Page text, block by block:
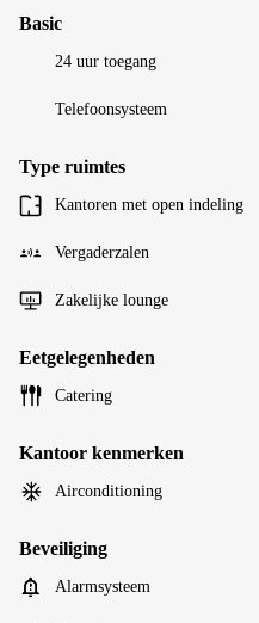
Basic
24 uur toegang
Telefoonsysteem
Type ruimtes
Kantoren met open indeling
Vergaderzalen
Zakelijke lounge
Eetgelegenheden
Catering
Kantoor kenmerken
Airconditioning
Beveiliging
Alarmsysteem